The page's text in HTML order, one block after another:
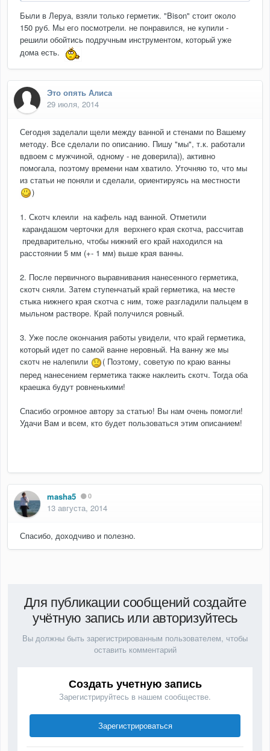
Были в Леруа, взяли только герметик. "Bison" стоит около
150 руб. Мы его посмотрели. не понравился, не купили -
решили обойтись подручным инструментом, который уже
дома есть.
Это опять Алиса
29 июля, 2014
Сегодня заделали щели между ванной и стенами по Вашему
методу. Все сделали по описанию. Пишу "мы", т.к. работали
вдвоем с мужчиной, одному - не доверила)), активно
помогала, поэтому времени нам хватило. Уточняю то, что мы
из статьи не поняли и сделали, ориентируясь на местности
)
1. Скотч клеили на кафель над ванной. Отметили
карандашом черточки для верхнего края скотча, рассчитав
предварительно, чтобы нижний его край находился на
расстоянии 5 мм (+- 1 мм) выше края ванны.
2. После первичного выравнивания нанесенного герметика,
скотч сняли. Затем ступенчатый край герметика, на месте
стыка нижнего края скотча с ним, тоже разгладили пальцем в
мыльном растворе. Край получился ровный.
3. Уже после окончания работы увидели, что край герметика,
который идет по самой ванне неровный. На ванну же мы
скотч не налепили
( Поэтому, советую по краю ванны
перед нанесением герметика также наклеить скотч. Тогда оба
краешка будут ровненькими!
Спасибо огромное автору за статью! Вы нам очень помогли!
Удачи Вам и всем, кто будет пользоваться этим описанием!
masha5 0
13 августа, 2014
Спасибо, доходчиво и полезно.
Для публикации сообщений создайте
учётную запись или авторизуйтесь
Вы должны быть зарегистрированным пользователем, чтобы
оставить комментарий
Создать учетную запись
Зарегистрируйтесь в нашем сообществе.
Зарегистрироваться